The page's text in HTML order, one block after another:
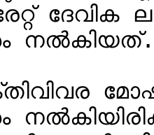
നൽകിയത്.